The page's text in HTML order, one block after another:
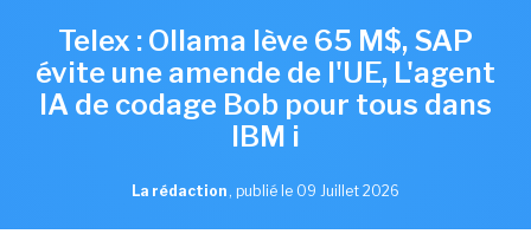
Telex : Ollama lève 65 M$, SAP
évite une amende de l'UE, L'agent
IA de codage Bob pour tous dans
IBM i
La rédaction , publié le 09 Juillet 2026